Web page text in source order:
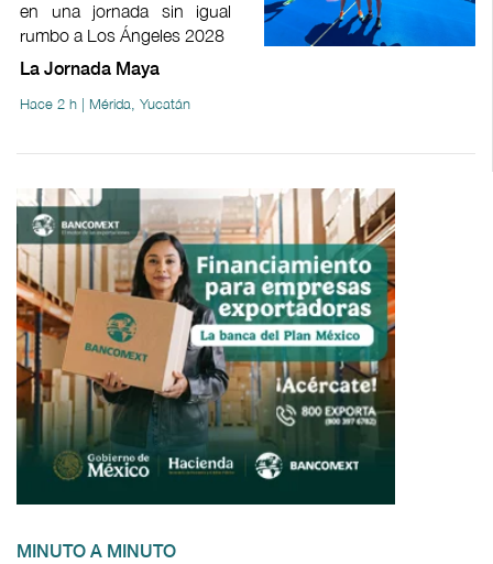
en una jornada sin igual
rumbo a Los Ángeles 2028
La Jornada Maya
Hace 2 h | Mérida, Yucatán
MINUTO A MINUTO